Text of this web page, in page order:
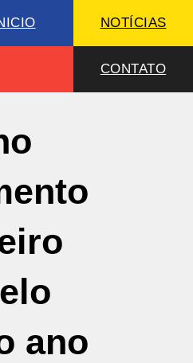
NOTÍCIAS
CONTATO
ano